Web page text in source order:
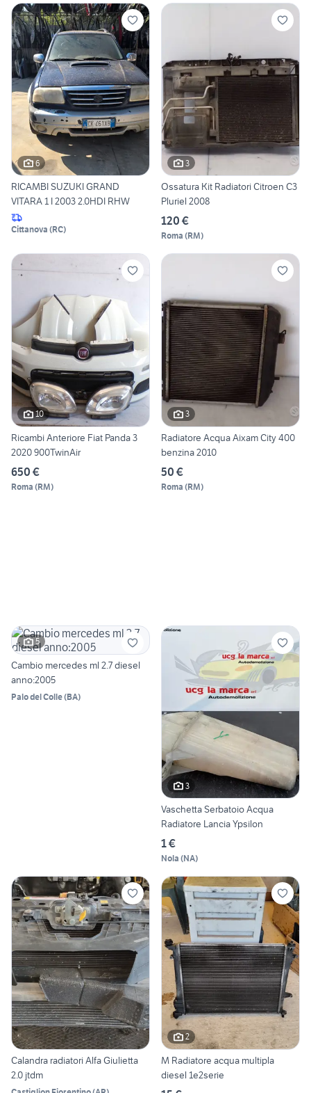
6
RICAMBI SUZUKI GRAND
VITARA 1 I 2003 2.0HDI RHW
Cittanova (RC)
3
Ossatura Kit Radiatori Citroen C3
Pluriel 2008
120 €
Roma (RM)
10
Ricambi Anteriore Fiat Panda 3
2020 900TwinAir
650 €
Roma (RM)
3
Radiatore Acqua Aixam City 400
benzina 2010
50 €
Roma (RM)
5
Cambio mercedes ml 2.7 diesel
anno:2005
Palo del Colle(BA)
3
Vaschetta Serbatoio Acqua
Radiatore Lancia Ypsilon
1 €
Nola (NA)
Calandra radiatori Alfa Giulietta
2.0 jtdm
2
M Radiatore acqua multipla
diesel 1e2serie